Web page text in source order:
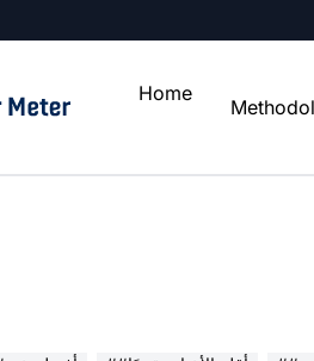
Home